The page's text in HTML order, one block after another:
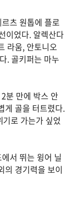
츠 원톱에 플로
이었다. 알렉산다
라움, 안토니오
. 골키퍼는 마누
분 만에 박스 안
게 골을 터트렸다.
로 가는가 싶었
서 뛰는 윙어 닐
의 경기력을 보이